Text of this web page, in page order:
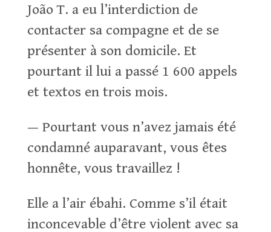
João T. a eu l’interdiction de
contacter sa compagne et de se
présenter à son domicile. Et
pourtant il lui a passé 1 600 appels
et textos en trois mois.
— Pourtant vous n’avez jamais été
condamné auparavant, vous êtes
honnête, vous travaillez !
Elle a l’air ébahi. Comme s’il était
inconcevable d’être violent avec sa